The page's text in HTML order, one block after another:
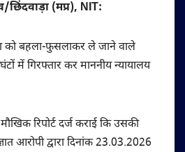
छिंदवाड़ा (मप्र), NIT:
को बहला-फुसलाकर ले जाने वाले
में गिरफ्तार कर माननीय न्यायालय
मौखिक रिपोर्ट दर्ज कराई कि उसकी
आरोपी द्वारा दिनांक 23.03.2026